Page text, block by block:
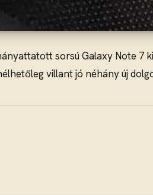
sorsú Galaxy Note 7
villant jó néhány új